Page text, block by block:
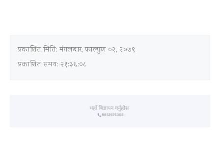
प्रकाशित मिति:मंगलबार, फाल्गुण ०२, २०७९
प्रकाशित समय: २१:३६:०८